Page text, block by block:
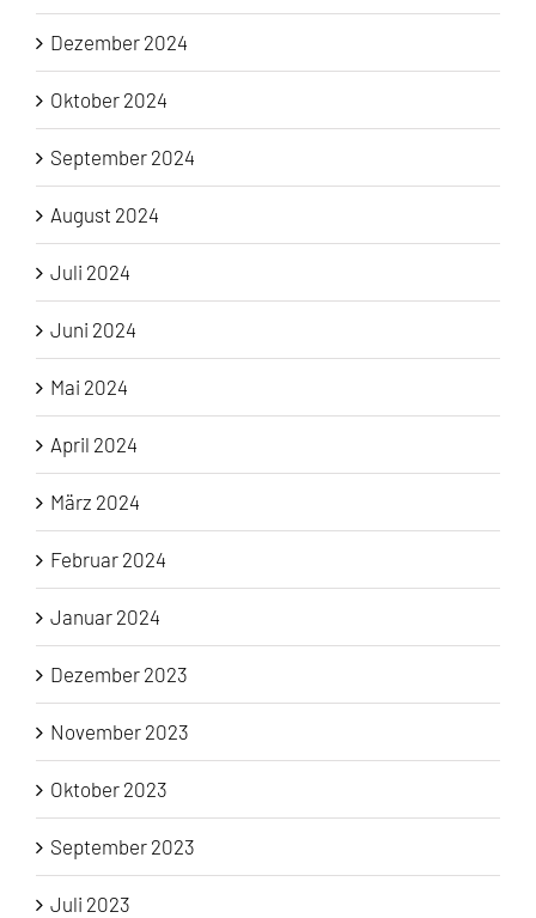
Dezember 2024
Oktober 2024
September 2024
August 2024
Juli 2024
Juni 2024
Mai 2024
April 2024
März 2024
Februar 2024
Januar 2024
Dezember 2023
November 2023
Oktober 2023
September 2023
Juli 2023